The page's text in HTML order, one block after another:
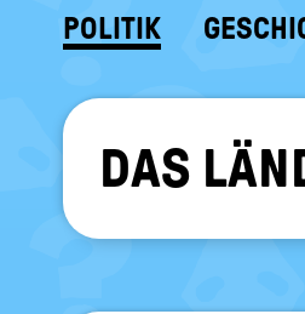
POLITIK
DAS